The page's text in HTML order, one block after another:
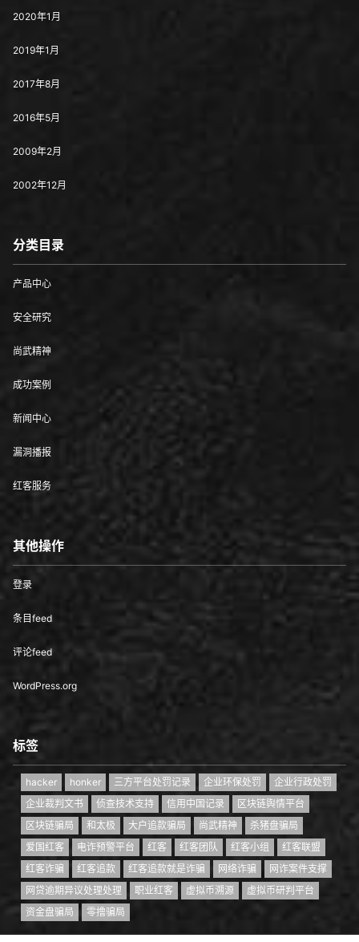
2020年1月
2019年1月
2017年8月
2016年5月
2009年2月
2002年12月
分类目录
产品中心
安全研究
尚武精神
成功案例
新闻中心
漏洞播报
红客服务
其他操作
登录
条目feed
评论feed
WordPress.org
标签
hacker honker 三方平台处罚记录 企业环保处罚
企业行政处罚
企业裁判文书
侦查技术支持 信用中国记录
区块链舆情平台
区块链骗局
和太极 大户追款骗局 尚武精神
杀猪盘骗局
爱国红客
电诈预警平台 红客 红客团队 红客小组
红客联盟
红客诈骗
红客追款 红客追款就是诈骗 网络诈骗
网诈案件支撑
网贷逾期异议处理处理
职业红客 虚拟币溯源
虚拟币研判平台
资金盘骗局
零撸骗局